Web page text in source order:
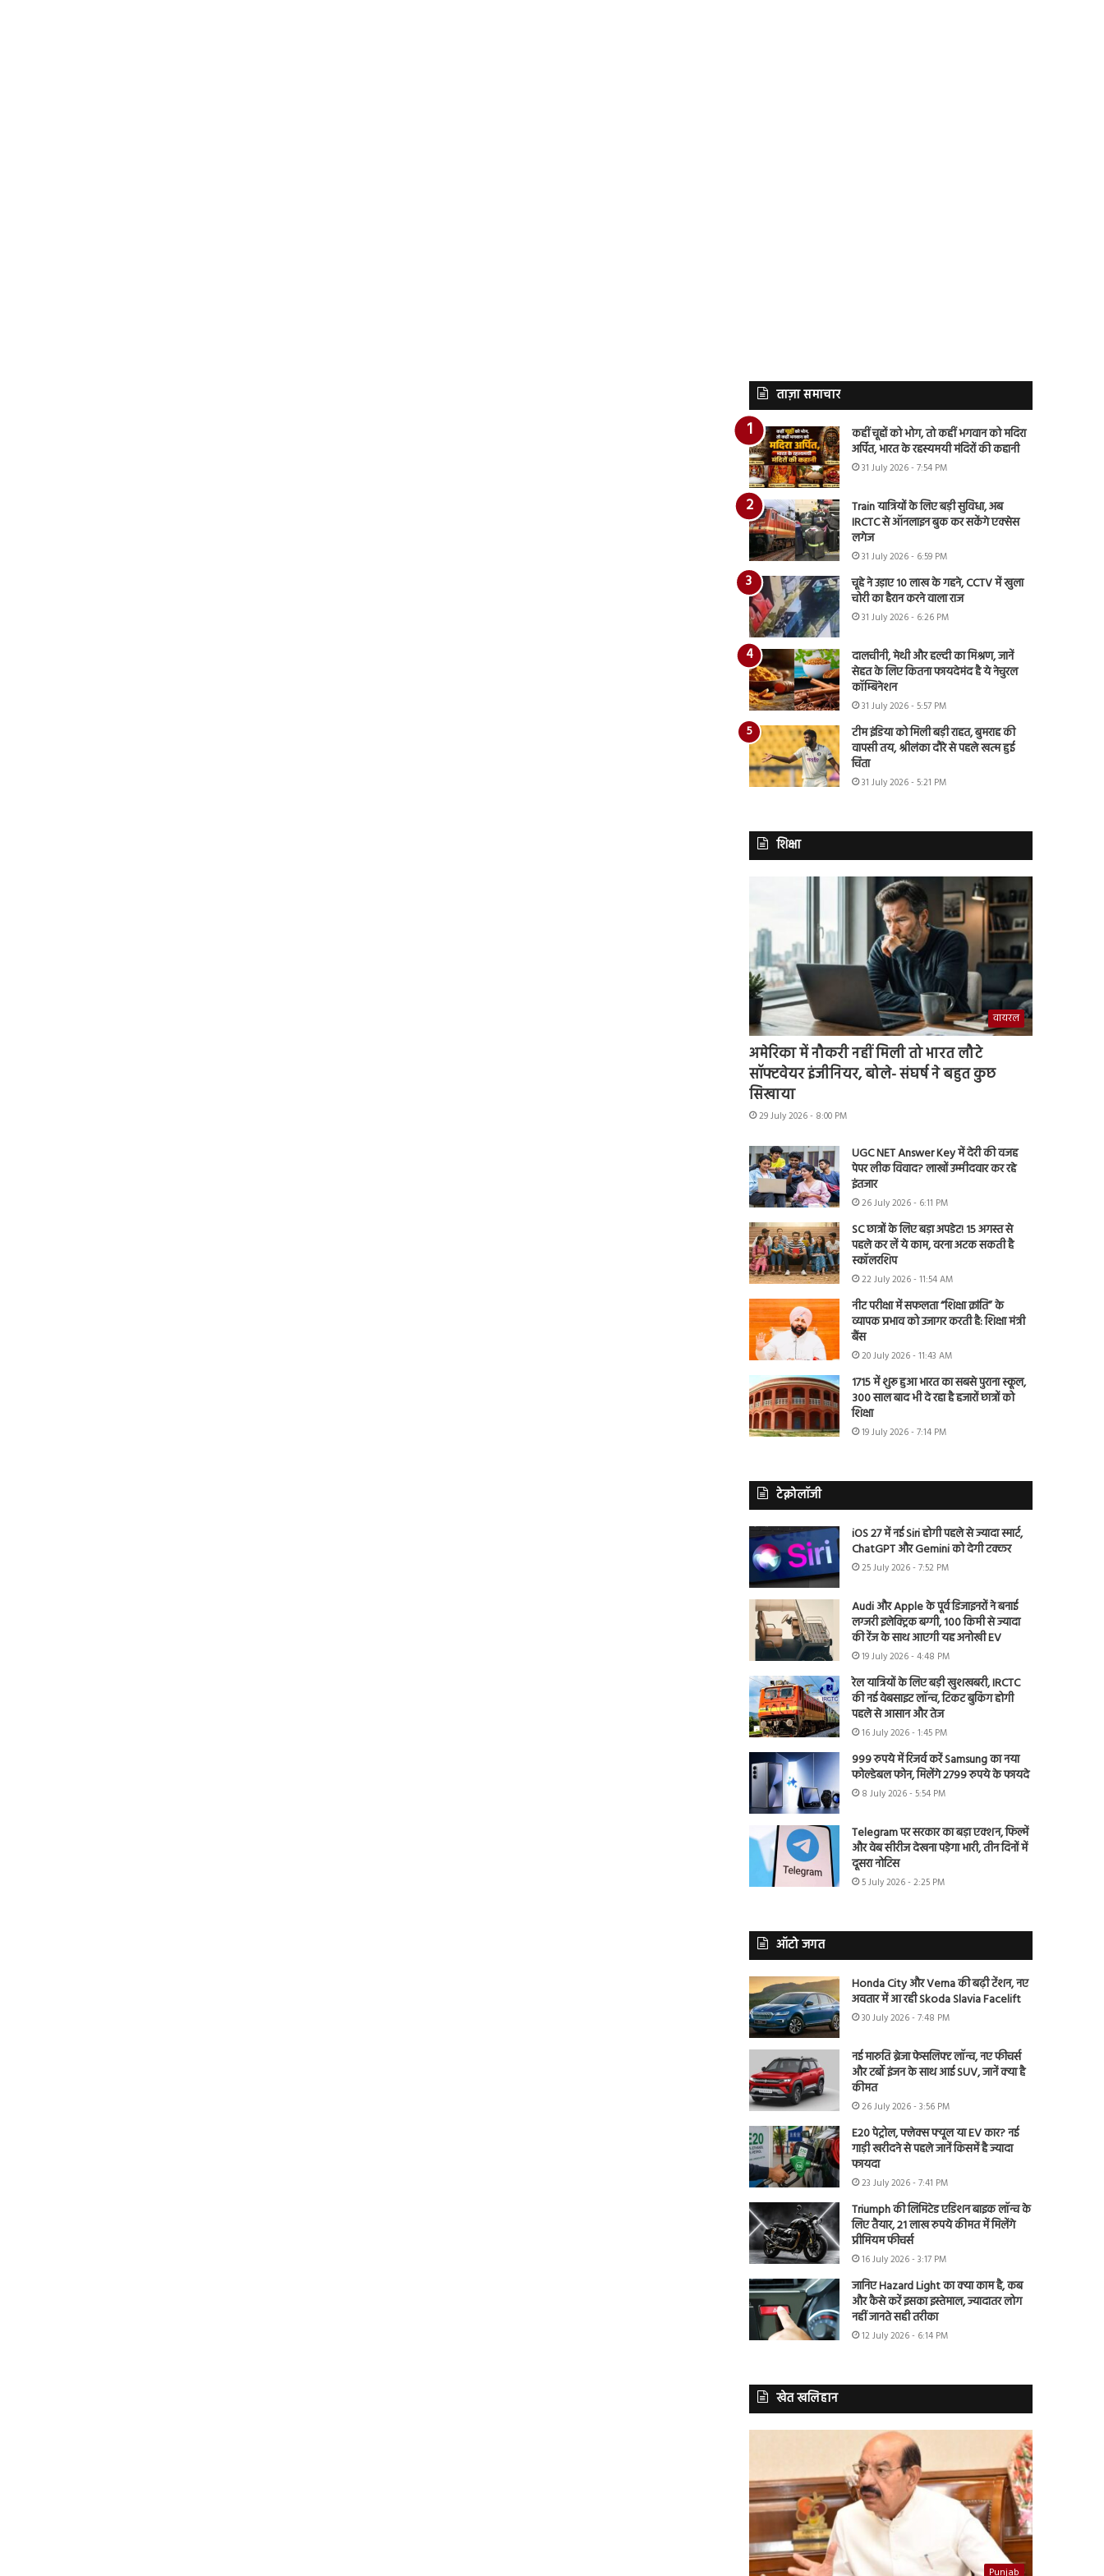
ताज़ा समाचार
कहीं चूहों को भोग, तो कहीं भगवान को मदिरा
अर्पित, भारत के रहस्यमयी मंदिरों की कहानी
31 July 2026 - 7:54 PM
Train यात्रियों के लिए बड़ी सुविधा, अब
IRCTC से ऑनलाइन बुक कर सकेंगे एक्सेस
लगेज
31 July 2026 - 6:59 PM
चूहे ने उड़ाए 10 लाख के गहने, CCTV में खुला
चोरी का हैरान करने वाला राज
31 July 2026 - 6:26 PM
दालचीनी, मेथी और हल्दी का मिश्रण, जानें
सेहत के लिए कितना फायदेमंद है ये नेचुरल
कॉम्बिनेशन
31 July 2026 - 5:57 PM
टीम इंडिया को मिली बड़ी राहत, बुमराह की
वापसी तय, श्रीलंका दौरे से पहले खत्म हुई
चिंता
31 July 2026 - 5:21 PM
शिक्षा
वायरल
अमेरिका में नौकरी नहीं मिली तो भारत लौटे
सॉफ्टवेयर इंजीनियर, बोले- संघर्ष ने बहुत कुछ
सिखाया
29 July 2026 - 8:00 PM
UGC NET Answer Key में देरी की वजह
पेपर लीक विवाद? लाखों उम्मीदवार कर रहे
इंतजार
26 July 2026 - 6:11 PM
SC छात्रों के लिए बड़ा अपडेट! 15 अगस्त से
पहले कर लें ये काम, वरना अटक सकती है
स्कॉलरशिप
22 July 2026 - 11:54 AM
नीट परीक्षा में सफलता “शिक्षा क्रांति” के
व्यापक प्रभाव को उजागर करती है: शिक्षा मंत्री
बैंस
20 July 2026 - 11:43 AM
1715 में शुरू हुआ भारत का सबसे पुराना स्कूल,
300 साल बाद भी दे रहा है हजारों छात्रों को
शिक्षा
19 July 2026 - 7:14 PM
टेक्नोलॉजी
iOS 27 में नई Siri होगी पहले से ज्यादा स्मार्ट,
ChatGPT और Gemini को देगी टक्कर
25 July 2026 - 7:52 PM
Audi और Apple के पूर्व डिजाइनरों ने बनाई
लग्जरी इलेक्ट्रिक बग्गी, 100 किमी से ज्यादा
की रेंज के साथ आएगी यह अनोखी EV
19 July 2026 - 4:48 PM
रेल यात्रियों के लिए बड़ी खुशखबरी, IRCTC
की नई वेबसाइट लॉन्च, टिकट बुकिंग होगी
पहले से आसान और तेज
16 July 2026 - 1:45 PM
999 रुपये में रिजर्व करें Samsung का नया
फोल्डेबल फोन, मिलेंगे 2799 रुपये के फायदे
8 July 2026 - 5:54 PM
Telegram पर सरकार का बड़ा एक्शन, फिल्में
और वेब सीरीज देखना पड़ेगा भारी, तीन दिनों में
दूसरा नोटिस
5 July 2026 - 2:25 PM
ऑटो जगत
Honda City और Verna की बढ़ी टेंशन, नए
अवतार में आ रही Skoda Slavia Facelift
30 July 2026 - 7:48 PM
नई मारुति ब्रेजा फेसलिफ्ट लॉन्च, नए फीचर्स
और टर्बो इंजन के साथ आई SUV, जानें क्या है
कीमत
26 July 2026 - 3:56 PM
E20 पेट्रोल, फ्लेक्स फ्यूल या EV कार? नई
गाड़ी खरीदने से पहले जानें किसमें है ज्यादा
फायदा
23 July 2026 - 7:41 PM
Triumph की लिमिटेड एडिशन बाइक लॉन्च के
लिए तैयार, 21 लाख रुपये कीमत में मिलेंगे
प्रीमियम फीचर्स
16 July 2026 - 3:17 PM
जानिए Hazard Light का क्या काम है, कब
और कैसे करें इसका इस्तेमाल, ज्यादातर लोग
नहीं जानते सही तरीका
12 July 2026 - 6:14 PM
खेत खलिहान
Punjab